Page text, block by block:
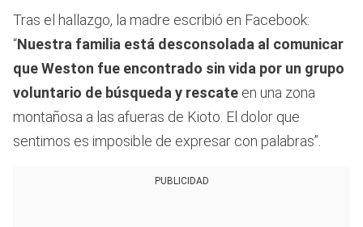
Tras el hallazgo, la madre escribió en Facebook:
“Nuestra familia está desconsolada al comunicar
que Weston fue encontrado sin vida por un grupo
voluntario de búsqueda y rescate en una zona
montañosa a las afueras de Kioto. El dolor que
sentimos es imposible de expresar con palabras”.
PUBLICIDAD